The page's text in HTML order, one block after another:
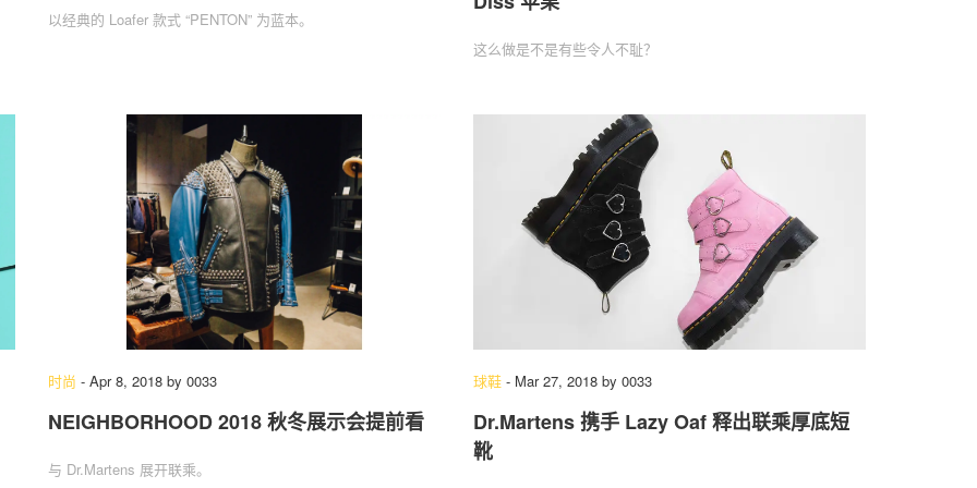
以经典的 Loafer 款式 “PENTON” 为蓝本。
这么做是不是有些令人不耻？
时尚 - Apr 8, 2018 by 0033
NEIGHBORHOOD 2018 秋冬展示会提前看
与 Dr.Martens 展开联乘。
球鞋 - Mar 27, 2018 by 0033
Dr.Martens 携手 Lazy Oaf 释出联乘厚底短
靴